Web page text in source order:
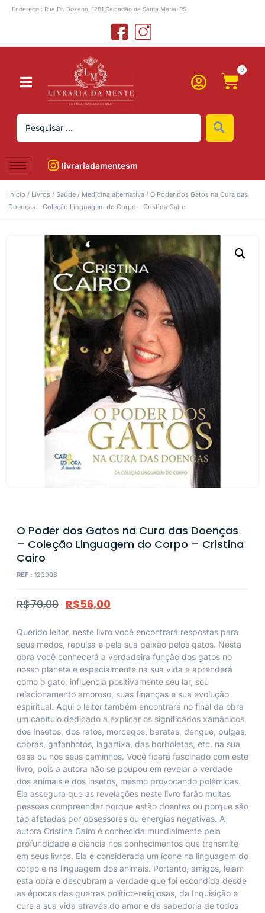
Endereço : Rua Dr. Bozano, 1281 Calçadão de Santa Maria-RS
0
livrariadamentesm
Início / Livros / Saúde / Medicina alternativa / O Poder dos Gatos na Cura das
Doenças – Coleção Linguagem do Corpo – Cristina Cairo
O Poder dos Gatos na Cura das Doenças
– Coleção Linguagem do Corpo – Cristina
Cairo
REF : 123908
R$70,00 R$56,00
Querido leitor, neste livro você encontrará respostas para
seus medos, repulsa e pela sua paixão pelos gatos. Nesta
obra você conhecerá a verdadeira função dos gatos no
nosso planeta e especialmente na sua vida e aprenderá
como o gato, influencia positivamente seu lar, seu
relacionamento amoroso, suas finanças e sua evolução
espiritual. Aqui o leitor também encontrará no final da obra
um capítulo dedicado a explicar os significados xamânicos
dos Insetos, dos ratos, morcegos, baratas, dengue, pulgas,
cobras, gafanhotos, lagartixa, das borboletas, etc. na sua
casa ou nos seus caminhos. Você ficará fascinado com este
livro, pois a autora não se poupou em revelar a verdade
dos animais e dos insetos, mesmo provocando polêmicas.
Ela assegura que as revelações neste livro farão muitas
pessoas compreender porque estão doentes ou porque são
tão afetadas por obsessores ou energias negativas. A
autora Cristina Cairo é conhecida mundialmente pela
profundidade e ciência nos conhecimentos que transmite
em seus livros. Ela é considerada um ícone na linguagem do
corpo e na linguagem dos animais. Portanto, amigos, leiam
esta obra e descubram a verdade que foi escondida desde
as épocas das guerras político-religiosas, da Inquisição e
cure a sua vida através do amor e da sabedoria de todos